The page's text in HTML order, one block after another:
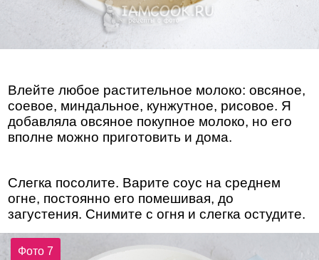
Влейте любое растительное молоко: овсяное,
соевое, миндальное, кунжутное, рисовое. Я
добавляла овсяное покупное молоко, но его
вполне можно приготовить и дома.
Слегка посолите. Варите соус на среднем
огне, постоянно его помешивая, до
загустения. Снимите с огня и слегка остудите.
Фото 7